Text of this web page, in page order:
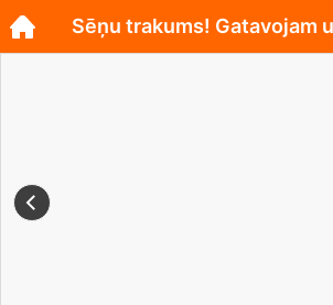
Sēņu trakums! Gatavojam